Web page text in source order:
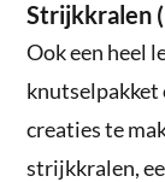
Strijkkralen
Ook een heel
creaties te
strijkkralen,